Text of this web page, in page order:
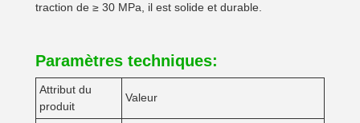
traction de ≥ 30 MPa, il est solide et durable.
Paramètres techniques:
Attribut du
produit
Valeur